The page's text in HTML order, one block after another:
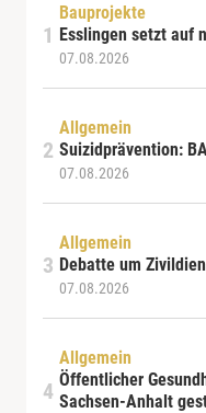
Bauprojekte
Esslingen setzt auf
07.08.2026
Allgemein
Suizidprävention:
07.08.2026
Allgemein
Debatte um
07.08.2026
Allgemein
Öffentlicher
Sachsen-Anhalt